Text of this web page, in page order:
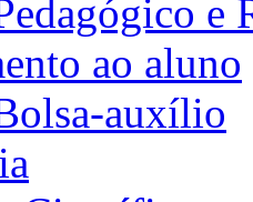
e
ao aluno
auxílio